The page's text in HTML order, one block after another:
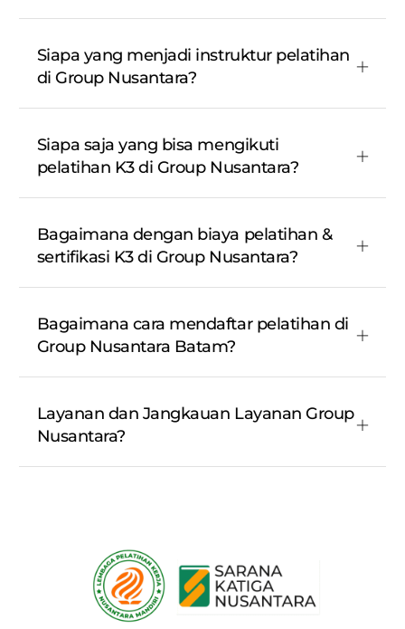
Siapa yang menjadi instruktur pelatihan
di Group Nusantara?
Siapa saja yang bisa mengikuti
pelatihan K3 di Group Nusantara?
Bagaimana dengan biaya pelatihan &
sertifikasi K3 di Group Nusantara?
Bagaimana cara mendaftar pelatihan di
Group Nusantara Batam?
Layanan dan Jangkauan Layanan Group
Nusantara?